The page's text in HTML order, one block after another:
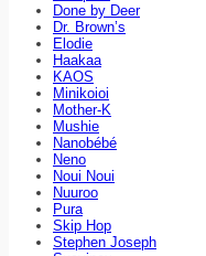
Done by Deer
Dr. Brown’s
Elodie
Haakaa
KAOS
Minikoioi
Mother-K
Mushie
Nanobébé
Neno
Noui Noui
Nuuroo
Pura
Skip Hop
Stephen Joseph